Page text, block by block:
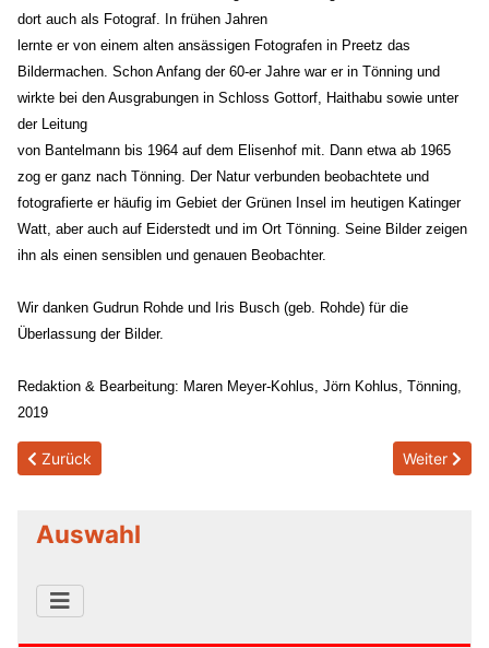
dort auch als Fotograf. In frühen Jahren
lernte er von einem alten ansässigen Fotografen in Preetz das
Bildermachen. Schon Anfang der 60-er Jahre war er in Tönning und
wirkte bei den Ausgrabungen in Schloss Gottorf, Haithabu sowie unter
der Leitung
von Bantelmann bis 1964 auf dem Elisenhof mit. Dann etwa ab 1965
zog er ganz nach Tönning. Der Natur verbunden beobachtete und
fotografierte er häufig im Gebiet der Grünen Insel im heutigen Katinger
Watt, aber auch auf Eiderstedt und im Ort Tönning. Seine Bilder zeigen
ihn als einen sensiblen und genauen Beobachter.
Wir danken Gudrun Rohde und Iris Busch (geb. Rohde) für die
Überlassung der Bilder.
Redaktion & Bearbeitung: Maren Meyer-Kohlus, Jörn Kohlus, Tönning,
2019
Previous article: Historischer Tönninger Wandkalender 2021
Zurück Next
Weiter
Auswahl